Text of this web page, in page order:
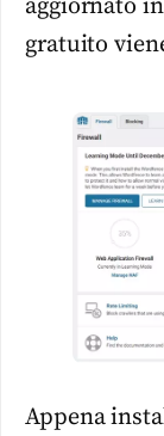
aggiornato
gratuito
Appena